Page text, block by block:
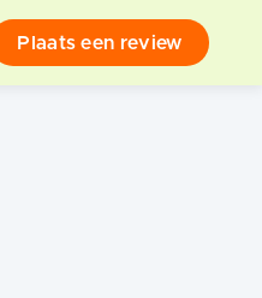
Plaats een review